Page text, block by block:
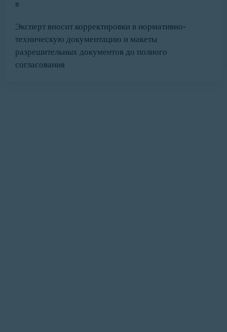
Эксперт вносит корректировки в нормативно-
техническую документацию и макеты
разрешительных документов до полного
согласования